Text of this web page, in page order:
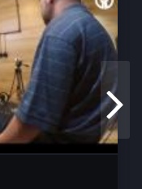
STOTINKITE50/